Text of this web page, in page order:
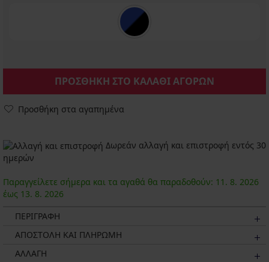
ΠΡΟΣΘΗΚΗ ΣΤΟ ΚΑΛΑΘΙ ΑΓΟΡΩΝ
Προσθήκη στα αγαπημένα
Δωρεάν αλλαγή και επιστροφή εντός 30
ημερών
Παραγγείλετε σήμερα και τα αγαθά θα παραδοθούν: 11. 8. 2026
έως 13. 8. 2026
ΠΕΡΙΓΡΑΦΗ
ΑΠΟΣΤΟΛΗ ΚΑΙ ΠΛΗΡΩΜΗ
ΑΛΛΑΓΗ